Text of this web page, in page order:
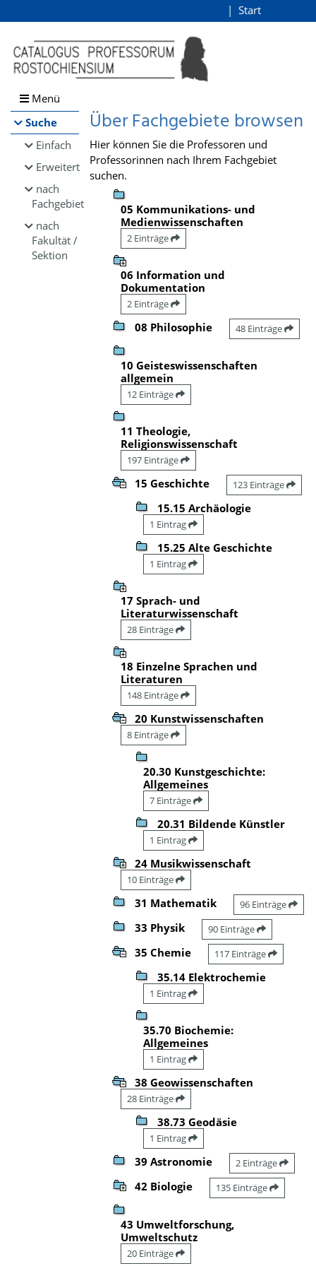
Browsen
direkt zum Inhalt
Start
Menü
Suche
Einfach
Erweitert
nach
Fachgebiet
nach
Fakultät /
Sektion
Über Fachgebiete browsen
Hier können Sie die Professoren und
Professorinnen nach Ihrem Fachgebiet
suchen.
05 Kommunikations- und
Medienwissenschaften
2 Einträge
06 Information und
Dokumentation
2 Einträge
08 Philosophie 48 Einträge
10 Geisteswissenschaften
allgemein
12 Einträge
11 Theologie,
Religionswissenschaft
197 Einträge
15 Geschichte 123 Einträge
15.15 Archäologie
1 Eintrag
15.25 Alte Geschichte
1 Eintrag
17 Sprach- und
Literaturwissenschaft
28 Einträge
18 Einzelne Sprachen und
Literaturen
148 Einträge
20 Kunstwissenschaften
8 Einträge
20.30 Kunstgeschichte:
Allgemeines
7 Einträge
20.31 Bildende Künstler
1 Eintrag
24 Musikwissenschaft
10 Einträge
31 Mathematik 96 Einträge
33 Physik 90 Einträge
35 Chemie 117 Einträge
35.14 Elektrochemie
1 Eintrag
35.70 Biochemie:
Allgemeines
1 Eintrag
38 Geowissenschaften
28 Einträge
38.73 Geodäsie
1 Eintrag
39 Astronomie 2 Einträge
42 Biologie 135 Einträge
43 Umweltforschung,
Umweltschutz
20 Einträge